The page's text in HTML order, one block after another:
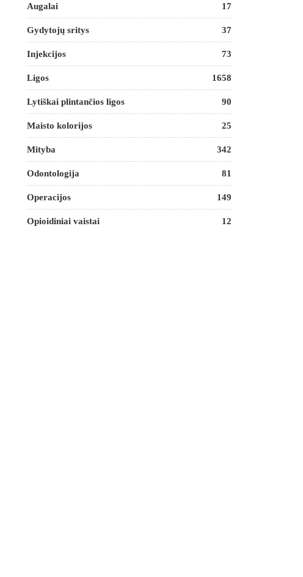
Augalai 17
Gydytojų sritys 37
Injekcijos 73
Ligos 1658
Lytiškai plintančios ligos 90
Maisto kolorijos 25
Mityba 342
Odontologija 81
Operacijos 149
Opioidiniai vaistai 12